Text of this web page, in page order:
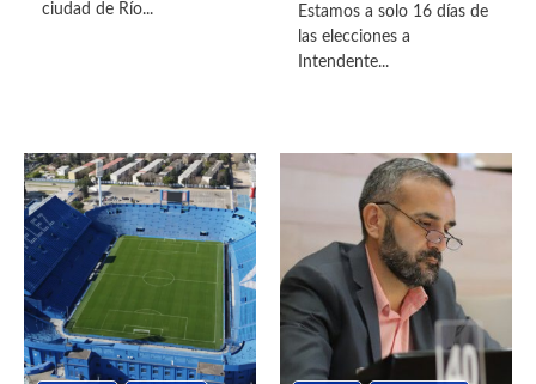
ciudad de Río...
Estamos a solo 16 días de
las elecciones a
Intendente...